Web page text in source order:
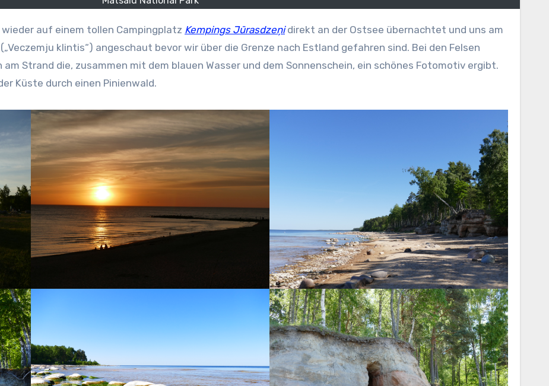
wieder auf einem tollen Campingplatz Kempings Jūrasdzeņidirekt an der Ostsee übernachtet und uns am
(„Veczemju klintis“) angeschaut bevor wir über die Grenze nach Estland gefahren sind. Bei den Felsen
Strand die, zusammen mit dem blauen Wasser und dem Sonnenschein, ein schönes Fotomotiv ergibt.
Küste durch einen Pinienwald.